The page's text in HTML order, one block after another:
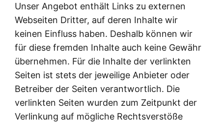
Unser Angebot enthält Links zu externen
Webseiten Dritter, auf deren Inhalte wir
keinen Einfluss haben. Deshalb können wir
für diese fremden Inhalte auch keine Gewähr
übernehmen. Für die Inhalte der verlinkten
Seiten ist stets der jeweilige Anbieter oder
Betreiber der Seiten verantwortlich. Die
verlinkten Seiten wurden zum Zeitpunkt der
Verlinkung auf mögliche Rechtsverstöße